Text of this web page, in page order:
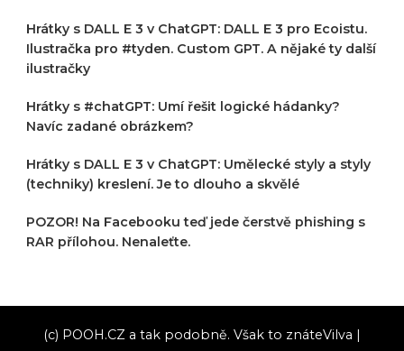
Hrátky s DALL E 3 v ChatGPT: DALL E 3 pro Ecoistu.
Ilustračka pro #tyden. Custom GPT. A nějaké ty další
ilustračky
Hrátky s #chatGPT: Umí řešit logické hádanky?
Navíc zadané obrázkem?
Hrátky s DALL E 3 v ChatGPT: Umělecké styly a styly
(techniky) kreslení. Je to dlouho a skvělé
POZOR! Na Facebooku teď jede čerstvě phishing s
RAR přílohou. Nenaleťte.
(c) POOH.CZ a tak podobně. Však to znáteVilva |